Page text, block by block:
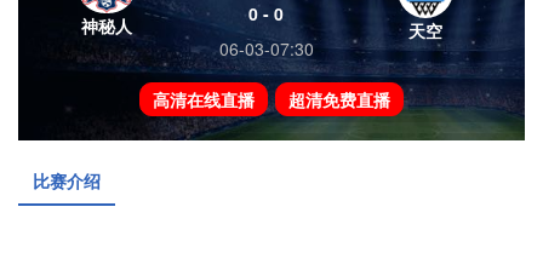
神秘人
0 - 0
06-03-07:30
天空
高清在线直播 超清免费直播